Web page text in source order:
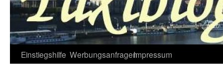
Zum
Einstiegshilfe WerbungsanfragenImpressum